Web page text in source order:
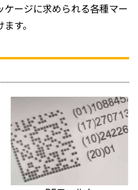
ージに求められる各種マー
す。